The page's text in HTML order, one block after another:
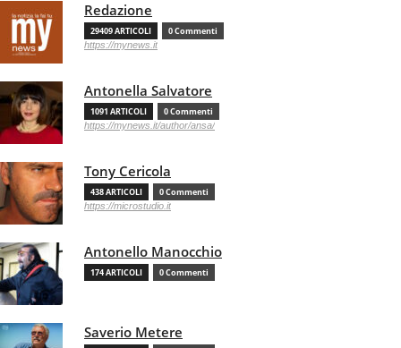
Redazione
29409 ARTICOLI 0 Commenti
https://mynews.it
Antonella Salvatore
1091 ARTICOLI 0 Commenti
https://mynews.it/author/ansa/
Tony Cericola
438 ARTICOLI 0 Commenti
https://microstudio.it
Antonello Manocchio
174 ARTICOLI 0 Commenti
Saverio Metere